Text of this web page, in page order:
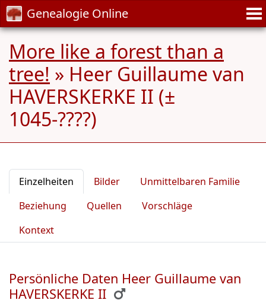
Genealogie Online
More like a forest than a
tree! » Heer Guillaume van
HAVERSKERKE II (±
1045-????)
Einzelheiten Bilder
Unmittelbaren Familie
Beziehung
Quellen
Vorschläge
Kontext
Persönliche Daten Heer Guillaume van
HAVERSKERKE II